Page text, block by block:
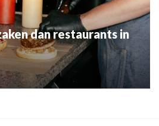
dan restaurants in